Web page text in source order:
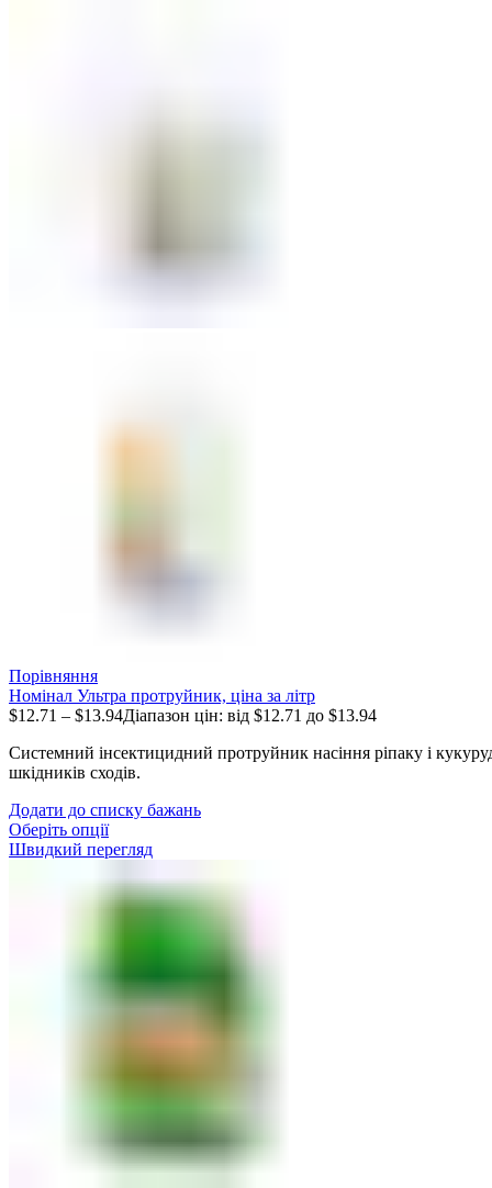
Порівняння
Номінал Ультра протруйник, ціна за літр
$12.71 – $13.94Діапазон цін: від $12.71 до $13.94
Системний інсектицидний протруйник насіння ріпаку і
шкідників сходів.
Додати до списку бажань
Оберіть опції
Швидкий перегляд